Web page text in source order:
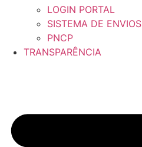
LOGIN PORTAL
SISTEMA DE ENVIOS
PNCP
TRANSPARÊNCIA